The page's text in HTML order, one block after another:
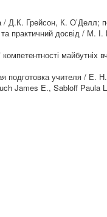
Д.К. Грейсон, К. О’Делл;
практичний досвід / М.
майбутніх
подготовка учителя / Е.
James E., Sabloff Paula